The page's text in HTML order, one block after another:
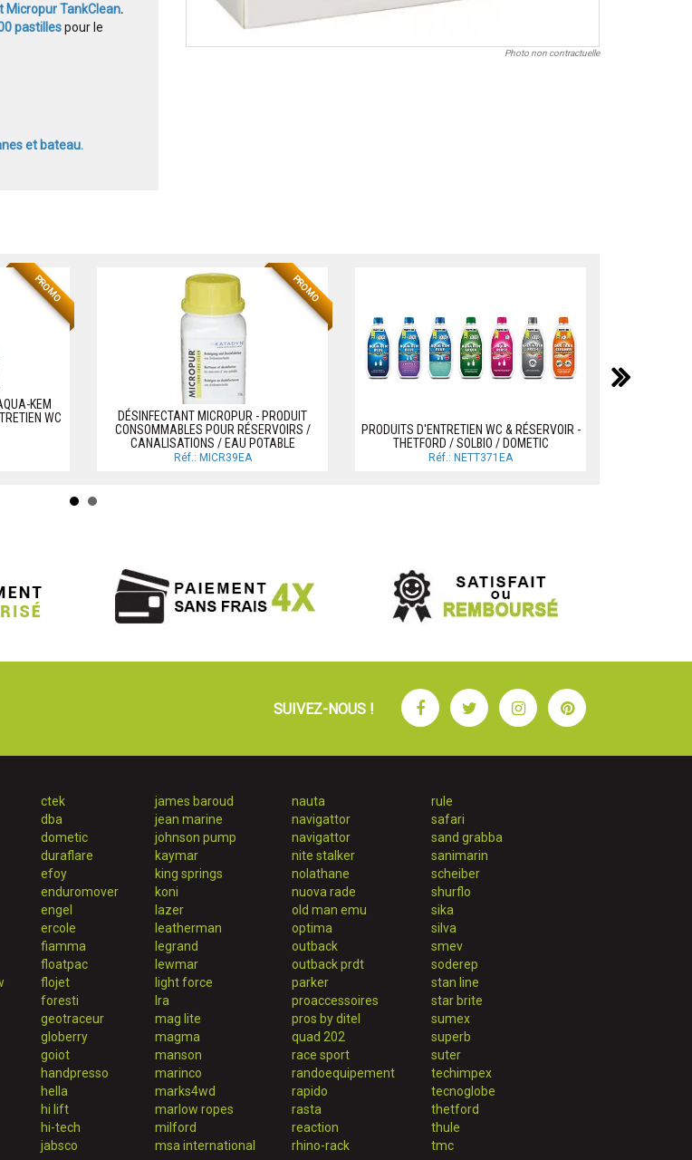
Micropur TankClean.
pastillespour le
et bateau.
Photo non contractuelle
PROMO
KEM
WC
PROMO
DÉSINFECTANT MICROPUR - PRODUIT
CONSOMMABLES POUR RÉSERVOIRS /
CANALISATIONS / EAU POTABLE
Réf.: MICR39EA
PRODUITS D'ENTRETIEN WC & RÉSERVOIR -
THETFORD / SOLBIO / DOMETIC
Réf.: NETT371EA
SUIVEZ-NOUS ! FacebookTwitterInstagramPinterest
ctek
dba
dometic
duraflare
efoy
enduromover
engel
ercole
fiamma
floatpac
flojet
foresti
geotraceur
globerry
goiot
handpresso
hella
hi lift
hi-tech
jabsco
james baroud
jean marine
johnson pump
kaymar
king springs
koni
lazer
leatherman
legrand
lewmar
light force
lra
mag lite
magma
manson
marinco
marks4wd
marlow ropes
milford
msa international
nauta
navigattor
navigattor
nite stalker
nolathane
nuova rade
old man emu
optima
outback
outback prdt
parker
proaccessoires
pros by ditel
quad 202
race sport
randoequipement
rapido
rasta
reaction
rhino-rack
rule
safari
sand grabba
sanimarin
scheiber
shurflo
sika
silva
smev
soderep
stan line
star brite
sumex
superb
suter
techimpex
tecnoglobe
thetford
thule
tmc